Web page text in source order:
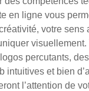
en ligne vous
votre sens
percutants,
intuitives et bien
l’attention de